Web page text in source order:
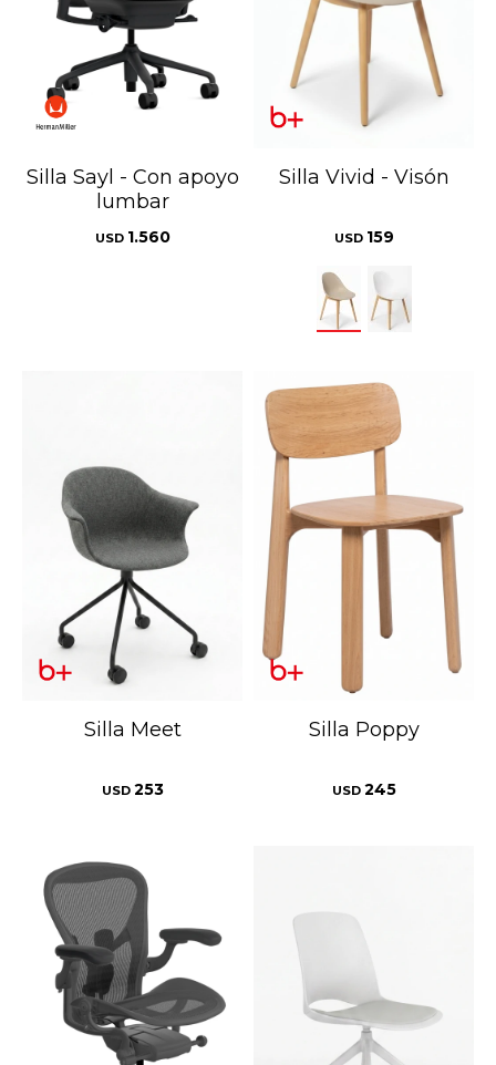
Silla Sayl - Con apoyo
lumbar
USD 1.560
Silla Vivid - Visón
USD 159
Silla Meet
USD 253
Silla Poppy
USD 245